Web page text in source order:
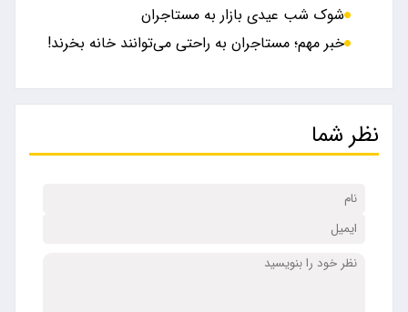
شوک شب عیدی بازار به مستاجران
خبر مهم؛ مستاجران به راحتی می‌توانند خانه بخرند!
نظر شما